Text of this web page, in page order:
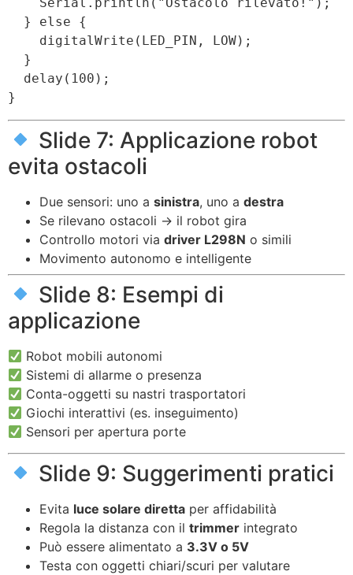
Slide 7: Applicazione robot
evita ostacoli
Due sensori: uno a sinistra, uno a destra
Se rilevano ostacoli → il robot gira
Controllo motori via driver L298N o simili
Movimento autonomo e intelligente
Slide 8: Esempi di
applicazione
Robot mobili autonomi
Sistemi di allarme o presenza
Conta-oggetti su nastri trasportatori
Giochi interattivi (es. inseguimento)
Sensori per apertura porte
Slide 9: Suggerimenti pratici
Evita luce solare diretta per affidabilità
Regola la distanza con il trimmer integrato
Può essere alimentato a 3.3V o 5V
Testa con oggetti chiari/scuri per valutare